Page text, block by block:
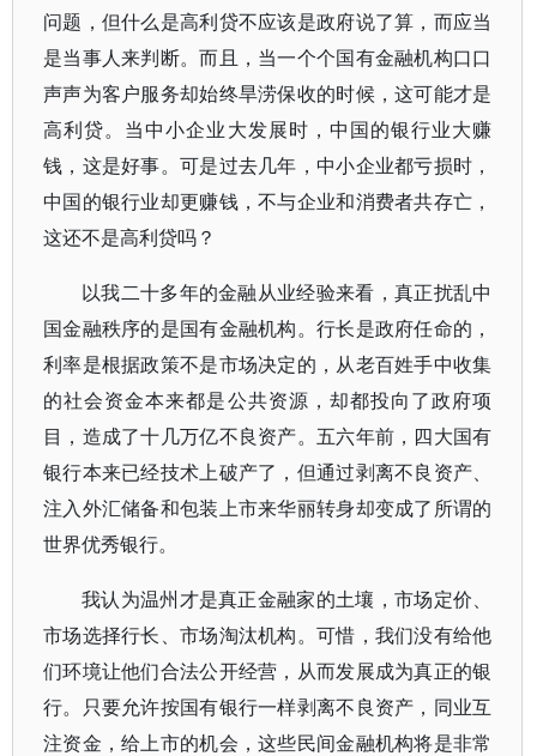
问题，但什么是高利贷不应该是政府说了算，而应当
是当事人来判断。而且，当一个个国有金融机构口口
声声为客户服务却始终旱涝保收的时候，这可能才是
高利贷。当中小企业大发展时，中国的银行业大赚
钱，这是好事。可是过去几年，中小企业都亏损时，
中国的银行业却更赚钱，不与企业和消费者共存亡，
这还不是高利贷吗？
以我二十多年的金融从业经验来看，真正扰乱中
国金融秩序的是国有金融机构。行长是政府任命的，
利率是根据政策不是市场决定的，从老百姓手中收集
的社会资金本来都是公共资源，却都投向了政府项
目，造成了十几万亿不良资产。五六年前，四大国有
银行本来已经技术上破产了，但通过剥离不良资产、
注入外汇储备和包装上市来华丽转身却变成了所谓的
世界优秀银行。
我认为温州才是真正金融家的土壤，市场定价、
市场选择行长、市场淘汰机构。可惜，我们没有给他
们环境让他们合法公开经营，从而发展成为真正的银
行。只要允许按国有银行一样剥离不良资产，同业互
注资金，给上市的机会，这些民间金融机构将是非常